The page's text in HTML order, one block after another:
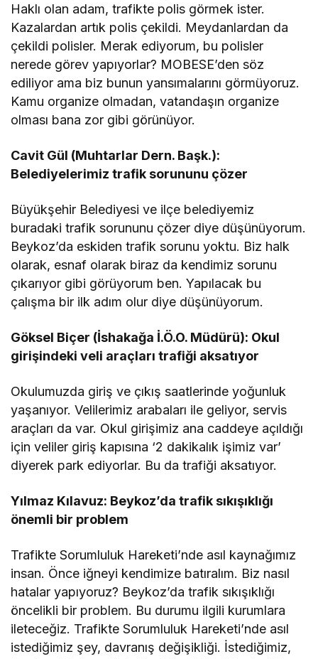
Haklı olan adam, trafikte polis görmek ister.
Kazalardan artık polis çekildi. Meydanlardan da
çekildi polisler. Merak ediyorum, bu polisler
nerede görev yapıyorlar? MOBESE’den söz
ediliyor ama biz bunun yansımalarını görmüyoruz.
Kamu organize olmadan, vatandaşın organize
olması bana zor gibi görünüyor.
Cavit Gül (Muhtarlar Dern. Başk.):
Belediyelerimiz trafik sorununu çözer
Büyükşehir Belediyesi ve ilçe belediyemiz
buradaki trafik sorununu çözer diye düşünüyorum.
Beykoz’da eskiden trafik sorunu yoktu. Biz halk
olarak, esnaf olarak biraz da kendimiz sorunu
çıkarıyor gibi görüyorum ben. Yapılacak bu
çalışma bir ilk adım olur diye düşünüyorum.
Göksel Biçer (İshakağa İ.Ö.O. Müdürü): Okul
girişindeki veli araçları trafiği aksatıyor
Okulumuzda giriş ve çıkış saatlerinde yoğunluk
yaşanıyor. Velilerimiz arabaları ile geliyor, servis
araçları da var. Okul girişimiz ana caddeye açıldığı
için veliler giriş kapısına ‘2 dakikalık işimiz var’
diyerek park ediyorlar. Bu da trafiği aksatıyor.
Yılmaz Kılavuz: Beykoz’da trafik sıkışıklığı
önemli bir problem
Trafikte Sorumluluk Hareketi’nde asıl kaynağımız
insan. Önce iğneyi kendimize batıralım. Biz nasıl
hatalar yapıyoruz? Beykoz’da trafik sıkışıklığı
öncelikli bir problem. Bu durumu ilgili kurumlara
ileteceğiz. Trafikte Sorumluluk Hareketi’nde asıl
istediğimiz şey, davranış değişikliği. İstediğimiz,